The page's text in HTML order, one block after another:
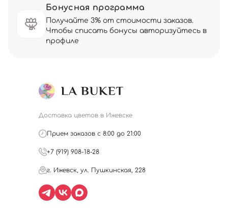
Бонусная программа
Получайте 3% от стоимости заказов.
Чтобы списать бонусы авторизуйтесь в
профиле
Доставка цветов в Ижевске
Прием заказов с 8:00 до 21:00
+7 (919) 908-18-28
г. Ижевск, ул. Пушкинская, 228